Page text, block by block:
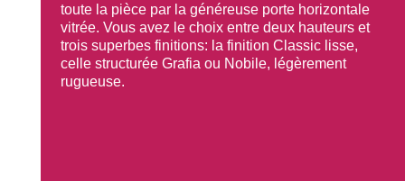
toute la pièce par la généreuse porte horizontale
vitrée. Vous avez le choix entre deux hauteurs et
trois superbes finitions: la finition Classic lisse,
celle structurée Grafia ou Nobile, légèrement
rugueuse.